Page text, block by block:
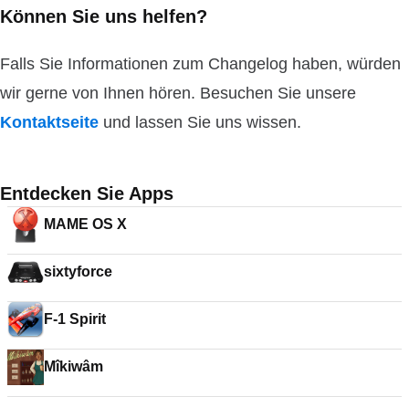
Können Sie uns helfen?
Falls Sie Informationen zum Changelog haben, würden
wir gerne von Ihnen hören. Besuchen Sie unsere
Kontaktseite und lassen Sie uns wissen.
Entdecken Sie Apps
MAME OS X
sixtyforce
F-1 Spirit
Mîkiwâm